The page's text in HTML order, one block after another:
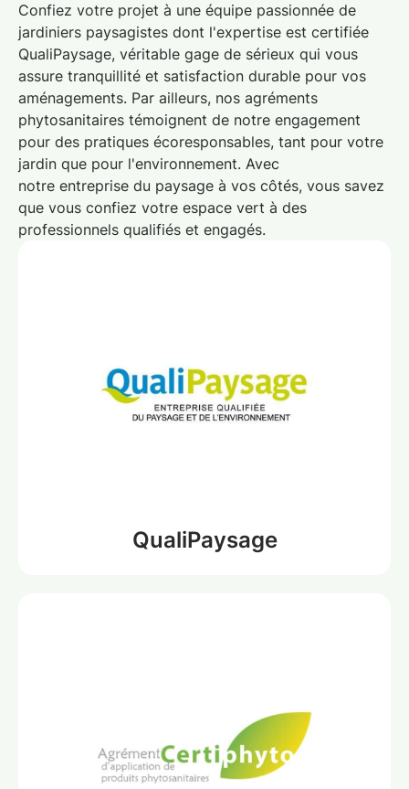
Confiez votre projet à une équipe passionnée de
jardiniers paysagistes dont l'expertise est certifiée
QualiPaysage, véritable gage de sérieux qui vous
assure tranquillité et satisfaction durable pour vos
aménagements. Par ailleurs, nos agréments
phytosanitaires témoignent de notre engagement
pour des pratiques écoresponsables, tant pour votre
jardin que pour l'environnement. Avec
notre entreprise du paysage à vos côtés, vous savez
que vous confiez votre espace vert à des
professionnels qualifiés et engagés.
QualiPaysage